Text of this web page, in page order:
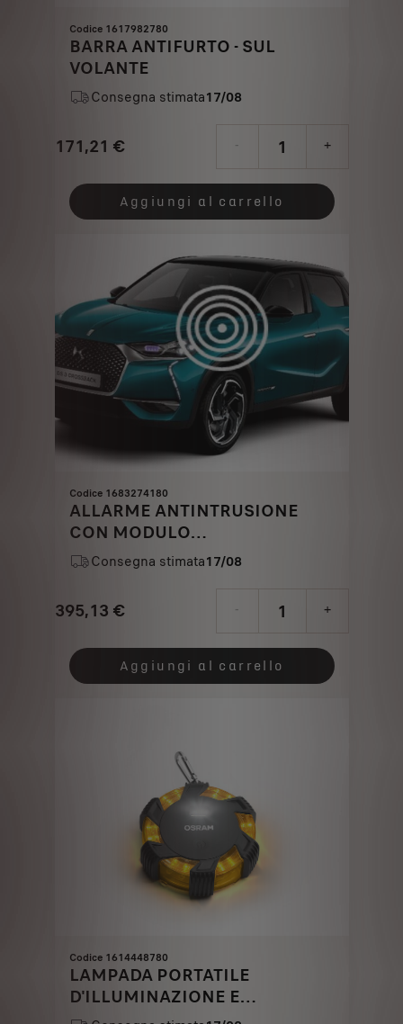
Codice 1617982780
BARRA ANTIFURTO - SUL
VOLANTE
Consegna stimata17/08
171,21 €
Price
171,21
- +
Quantity
updated
Aggiungi al carrello
Codice 1683274180
ALLARME ANTINTRUSIONE
CON MODULO
ANTISOLLEVAMENTO - SU
RADIOCOMANDO ORIGINALE
Consegna stimata17/08
395,13 €
Price
395,13
- +
Quantity
updated
Aggiungi al carrello
Codice 1614448780
LAMPADA PORTATILE
D'ILLUMINAZIONE E
SEGNALAZIONE